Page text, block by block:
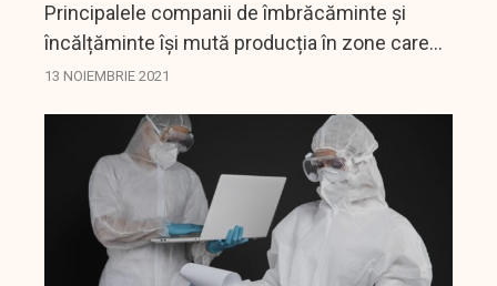
Principalele companii de îmbrăcăminte și
încălțăminte își mută producția în zone care
să fie mai aproape de magazinele din SUA și
pandemie...
13 NOIEMBRIE 2021